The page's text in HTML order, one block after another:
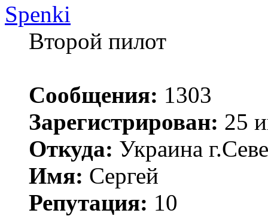
Spenki
Второй пилот
Сообщения: 1303
Зарегистрирован: 25
Откуда: Украина
Имя: Сергей
Репутация: 10